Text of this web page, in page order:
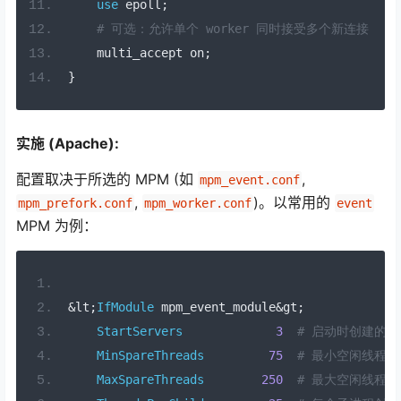
use epoll ;
# 可选：允许单个 worker 同时接受多个新连接
    multi_accept on
;
}
实施 (Apache):
配置取决于所选的 MPM (如 mpm_event.conf,
mpm_prefork.conf, mpm_worker.conf)。以常用的 event
MPM 为例：
&lt ;IfModule mpm_event_module&gt ;
StartServers
3
# 启动时创建的子
MinSpareThreads
75
# 最小空闲线程数
MaxSpareThreads
250
# 最大空闲线程数